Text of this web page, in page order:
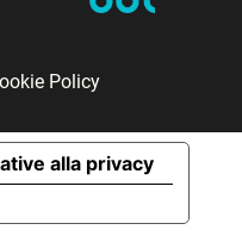
Policy
alla privacy